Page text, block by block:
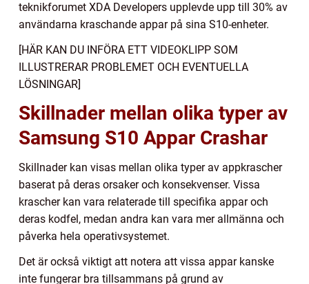
teknikforumet XDA Developers upplevde upp till 30% av
användarna kraschande appar på sina S10-enheter.
[HÄR KAN DU INFÖRA ETT VIDEOKLIPP SOM
ILLUSTRERAR PROBLEMET OCH EVENTUELLA
LÖSNINGAR]
Skillnader mellan olika typer av
Samsung S10 Appar Crashar
Skillnader kan visas mellan olika typer av appkrascher
baserat på deras orsaker och konsekvenser. Vissa
krascher kan vara relaterade till specifika appar och
deras kodfel, medan andra kan vara mer allmänna och
påverka hela operativsystemet.
Det är också viktigt att notera att vissa appar kanske
inte fungerar bra tillsammans på grund av